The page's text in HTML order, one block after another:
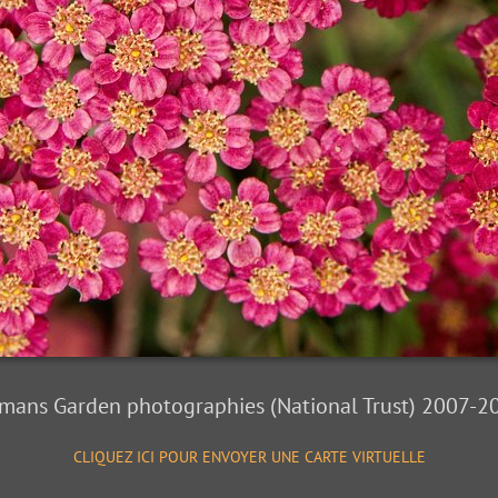
Garden photographies (National Trust) 2007-
CLIQUEZ ICI POUR ENVOYER UNE CARTE VIRTUELLE